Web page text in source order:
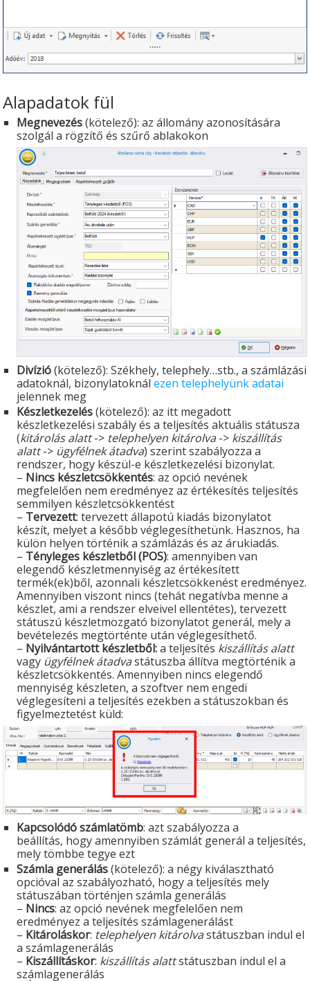
Alapadatok fül
Megnevezés(kötelező): az állomány azonosítására
szolgál a rögzítő és szűrő ablakokon
Divízió(kötelező): Székhely, telephely…stb., a számlázási
adatoknál, bizonylatoknálezen telephelyünk adatai
jelennek meg
Készletkezelés(kötelező): az itt megadott
készletkezelési szabály és a teljesítés aktuális státusza
(kitárolás alatt-> telephelyen kitárolva-> kiszállítás
alatt-> ügyfélnek átadva) szerint szabályozza a
rendszer, hogy készül-e készletkezelési bizonylat.
– Nincs készletcsökkentés: az opció nevének
megfelelően nem eredményez az értékesítés teljesítés
semmilyen készletcsökkentést
– Tervezett: tervezett állapotú kiadás bizonylatot
készít, melyet a később véglegesíthetünk. Hasznos, ha
külön helyen történik a számlázás és az árukiadás.
– Tényleges készletből (POS): amennyiben van
elegendő készletmennyiség az értékesített
termék(ek)ből, azonnali készletcsökkenést eredményez.
Amennyiben viszont nincs (tehát negatívba menne a
készlet, ami a rendszer elveivel ellentétes), tervezett
státuszú készletmozgató bizonylatot generál, mely a
bevételezés megtörténte után véglegesíthető.
– Nyilvántartott készletből:a teljesítés kiszállítás alatt
vagy ügyfélnek átadvastátuszba állítva megtörténik a
készletcsökkentés. Amennyiben nincs elegendő
mennyiség készleten, a szoftver nem engedi
véglegesíteni a teljesítés ezekben a státuszokban és
figyelmeztetést küld:
Kapcsolódó számlatömb: azt szabályozza a
beállítás, hogy amennyiben számlát generál a teljesítés,
mely tömbbe tegye ezt
Számla generálás(kötelező): a négy kiválasztható
opcióval az szabályozható, hogy a teljesítés mely
státuszában történjen számla generálás
– Nincs: az opció nevének megfelelően nem
eredményez a teljesítés számlagenerálást
– Kitároláskor: telephelyen kitárolvastátuszban indul el
a számlagenerálás
– Kiszállításkor: kiszállítás alattstátuszban indul el a
számlagenerálás